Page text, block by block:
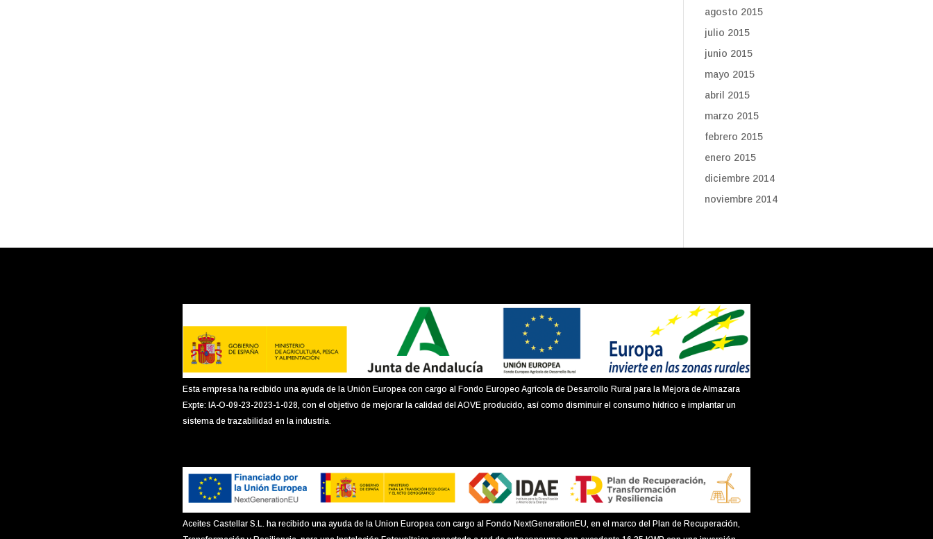
agosto 2015
julio 2015
junio 2015
mayo 2015
abril 2015
marzo 2015
febrero 2015
enero 2015
diciembre 2014
noviembre 2014
Esta empresa ha recibido una ayuda de la Unión Europea con cargo al Fondo Europeo Agrícola de Desarrollo Rural para la Mejora de Almazara
Expte: IA-O-09-23-2023-1-028, con el objetivo de mejorar la calidad del AOVE producido, así como disminuir el consumo hídrico e implantar un
sistema de trazabilidad en la industria.
Aceites Castellar S.L. ha recibido una ayuda de la Union Europea con cargo al Fondo NextGenerationEU, en el marco del Plan de Recuperación,